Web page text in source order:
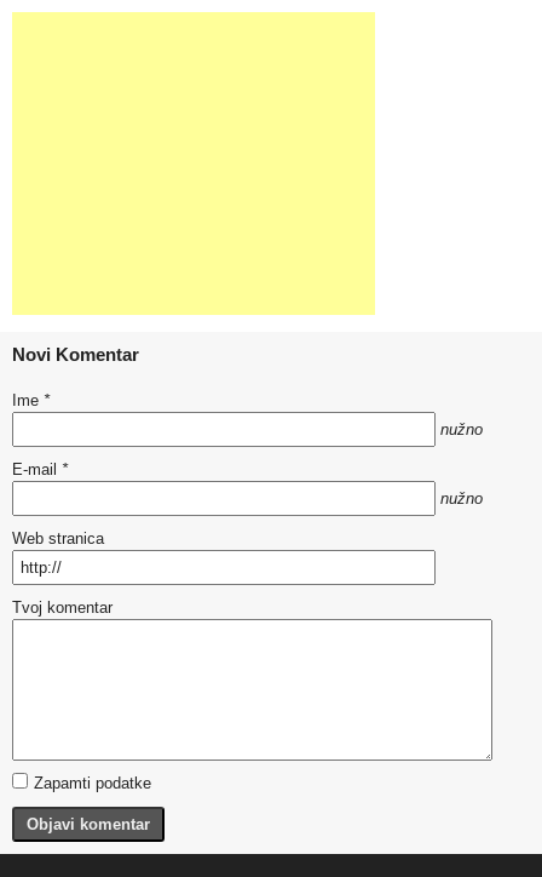
Novi Komentar
Ime *
nužno
E-mail *
nužno
Web stranica
Tvoj komentar
Zapamti podatke
Objavi komentar